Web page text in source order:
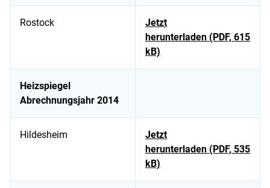
Rostock
Jetzt
herunterladen (PDF, 615
kB)
Heizspiegel
Abrechnungsjahr 2014
Hildesheim
Jetzt
herunterladen (PDF, 535
kB)